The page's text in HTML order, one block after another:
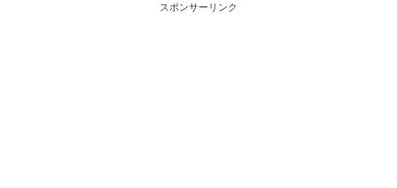
スポンサーリンク